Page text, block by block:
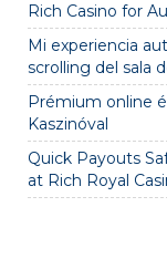
Rich Casino for
Mi experiencia
scrolling del sala
Prémium online
Kaszinóval
Quick Payouts
at Rich Royal